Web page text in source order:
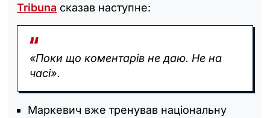
Tribuna сказав наступне:
«Поки що коментарів не даю. Не на
часі».
Маркевич вже тренував національну